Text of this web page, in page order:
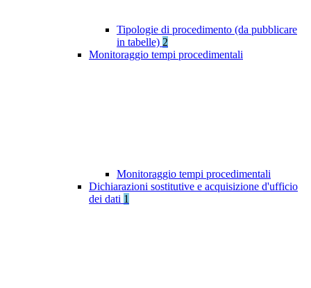
Tipologie di procedimento (da pubblicare
in tabelle) 2
Monitoraggio tempi procedimentali
Monitoraggio tempi procedimentali
Dichiarazioni sostitutive e acquisizione d'ufficio
dei dati 1